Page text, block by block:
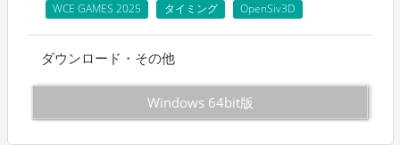
WCE GAMES 2025
タイミング OpenSiv3D
ダウンロード・その他
Windows 64bit版